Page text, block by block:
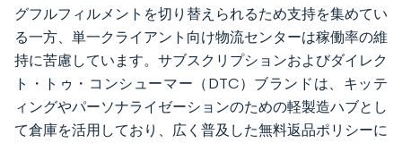
グフルフィルメントを切り替えられるため支持を集めてい
る一方、単一クライアント向け物流センターは稼働率の維
持に苦慮しています。サブスクリプションおよびダイレク
ト・トゥ・コンシューマー（DTC）ブランドは、キッテ
ィングやパーソナライゼーションのための軽製造ハブとし
て倉庫を活用しており、広く普及した無料返品ポリシーに